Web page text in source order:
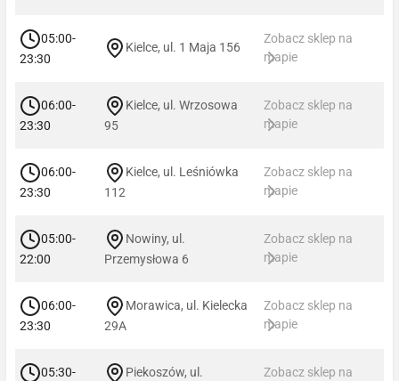
05:00-
23:30
Kielce, ul. 1 Maja 156
Zobacz sklep na
mapie
06:00-
23:30
Kielce, ul. Wrzosowa
95
Zobacz sklep na
mapie
06:00-
23:30
Kielce, ul. Leśniówka
112
Zobacz sklep na
mapie
05:00-
22:00
Nowiny, ul.
Przemysłowa 6
Zobacz sklep na
mapie
06:00-
23:30
Morawica, ul. Kielecka
29A
Zobacz sklep na
mapie
05:30-
Piekoszów, ul.
Zobacz sklep na